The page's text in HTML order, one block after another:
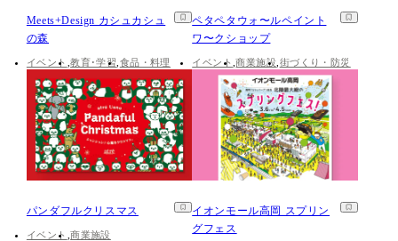
Meets+Design カシュカシュ
の森
イベント 教育･学習 食品・料理
ペタペタウォ〜ルペイント
ワ〜クショップ
イベント 商業施設 街づくり・防災
パンダフルクリスマス
イベント 商業施設
イオンモール高岡 スプリン
グフェス